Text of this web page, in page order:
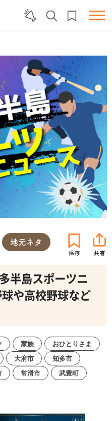
地元ネタ
半島スポーツニ
や高校野球など
家族
おひとりさま
大府市
知多市
常滑市
武豊町